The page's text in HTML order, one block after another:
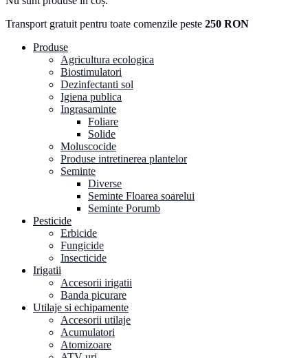
Transport gratuit pentru toate comenzile peste 250 RON
Produse
Agricultura ecologica
Biostimulatori
Dezinfectanti sol
Igiena publica
Ingrasaminte
Foliare
Solide
Moluscocide
Produse intretinerea plantelor
Seminte
Diverse
Seminte Floarea soarelui
Seminte Porumb
Pesticide
Erbicide
Fungicide
Insecticide
Irigatii
Accesorii irigatii
Banda picurare
Utilaje si echipamente
Accesorii utilaje
Acumulatori
Atomizoare